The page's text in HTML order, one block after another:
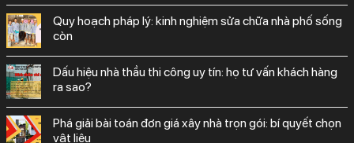
quy hoạch pháp lý: kinh nghiệm sửa chữa nhà phố sống
còn
dấu hiệu nhà thầu thi công uy tín: họ tư vấn khách hàng
ra sao?
phá giải bài toán đơn giá xây nhà trọn gói: bí quyết chọn
vật liệu